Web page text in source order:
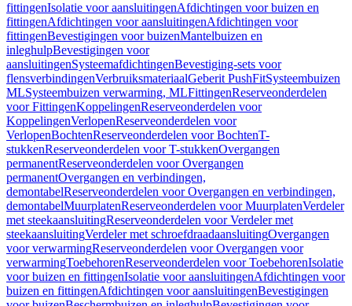
fittingenIsolatie voor aansluitingenAfdichtingen voor buizen en
fittingenAfdichtingen voor aansluitingenAfdichtingen voor
fittingenBevestigingen voor buizenMantelbuizen en
inleghulpBevestigingen voor
aansluitingenSysteemafdichtingenBevestiging-sets voor
flensverbindingenVerbruiksmateriaalGeberit PushFitSysteembuizen
MLSysteembuizen verwarming, MLFittingenReserveonderdelen
voor FittingenKoppelingenReserveonderdelen voor
KoppelingenVerlopenReserveonderdelen voor
VerlopenBochtenReserveonderdelen voor BochtenT-
stukkenReserveonderdelen voor T-stukkenOvergangen
permanentReserveonderdelen voor Overgangen
permanentOvergangen en verbindingen,
demontabelReserveonderdelen voor Overgangen en verbindingen,
demontabelMuurplatenReserveonderdelen voor MuurplatenVerdeler
met steekaansluitingReserveonderdelen voor Verdeler met
steekaansluitingVerdeler met schroefdraadaansluitingOvergangen
voor verwarmingReserveonderdelen voor Overgangen voor
verwarmingToebehorenReserveonderdelen voor ToebehorenIsolatie
voor buizen en fittingenIsolatie voor aansluitingenAfdichtingen voor
buizen en fittingenAfdichtingen voor aansluitingenBevestigingen